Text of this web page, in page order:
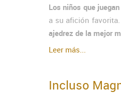
Los niños que
a su afición
ajedrez de la mejor
Leer más...
Incluso